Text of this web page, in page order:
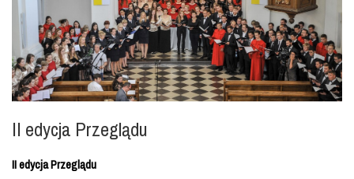
II edycja Przeglądu
II edycja Przeglądu